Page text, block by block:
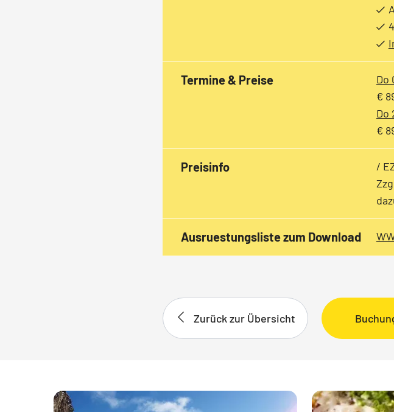
Termine & Preise
Do
€
Do
€
Preisinfo
/
Ausruestungsliste zum Download
Zurück zur Übersicht